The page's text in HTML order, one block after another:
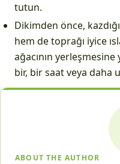
tutun.
Dikimden önce,
hem de toprağı iyice
ağacının
bir, bir saat veya daha
ABOUT THE AUTHOR